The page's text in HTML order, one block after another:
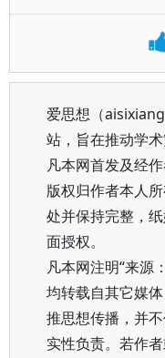
爱思想（
站，旨在推动学术
凡本网首发及经
版权归作者本人
处并保持完整，
面授权。
凡本网注明“来源
均转载自其它媒
推思想传播，并
实性负责。若作